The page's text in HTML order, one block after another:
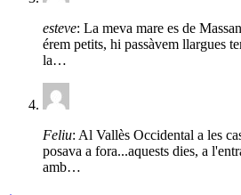
esteve: La meva mare es de
érem petits, hi passàvem llargues
la…
Feliu: Al Vallès Occidental a les
posava a fora...aquests dies, a
amb…